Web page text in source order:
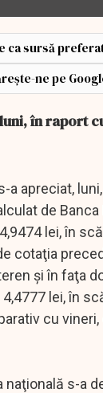
ca sursă
ne pe
în raport
a apreciat,
de Banca
lei, în
cotaţia
şi în faţa
lei, în
cu
naţională s-a